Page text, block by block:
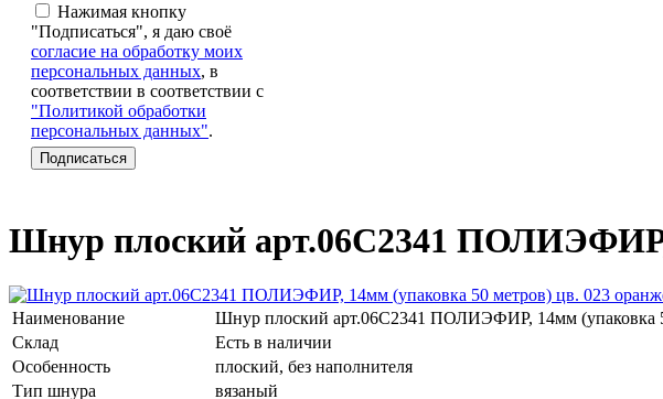
Нажимая кнопку
"Подписаться", я даю своё
согласие на обработку моих
персональных данных, в
соответствии в соответствии с
"Политикой обработки
персональных данных".
Шнур плоский арт.06С2341 ПОЛИЭФИР,
Наименование
Шнур плоский арт.06С2341 ПОЛИЭФИР, 14мм (упаковка
Склад
Есть в наличии
Особенность
плоский, без наполнителя
Тип шнура
вязаный